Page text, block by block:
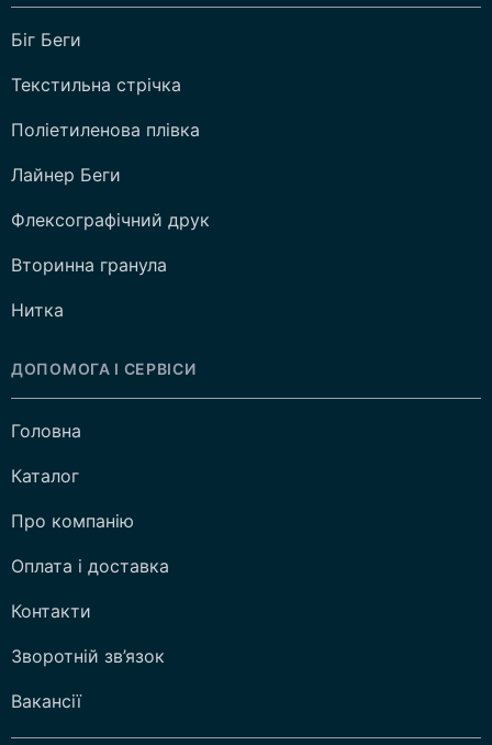
Біг Беги
Текстильна стрічка
Поліетиленова плівка
Лайнер Беги
Флексографічний друк
Вторинна гранула
Нитка
ДОПОМОГА І СЕРВІСИ
Головна
Каталог
Про компанію
Оплата і доставка
Контакти
Зворотній зв’язок
Вакансії